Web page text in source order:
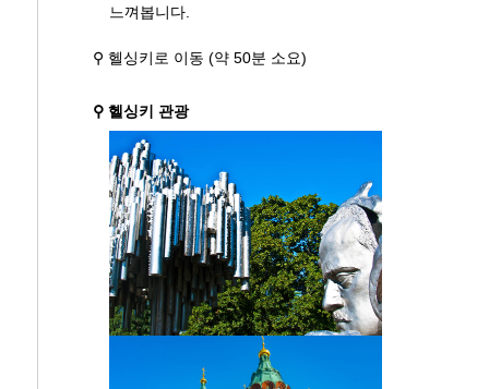
느껴봅니다.
⚲ 헬싱키로 이동 (약 50분 소요)
⚲ 헬싱키 관광